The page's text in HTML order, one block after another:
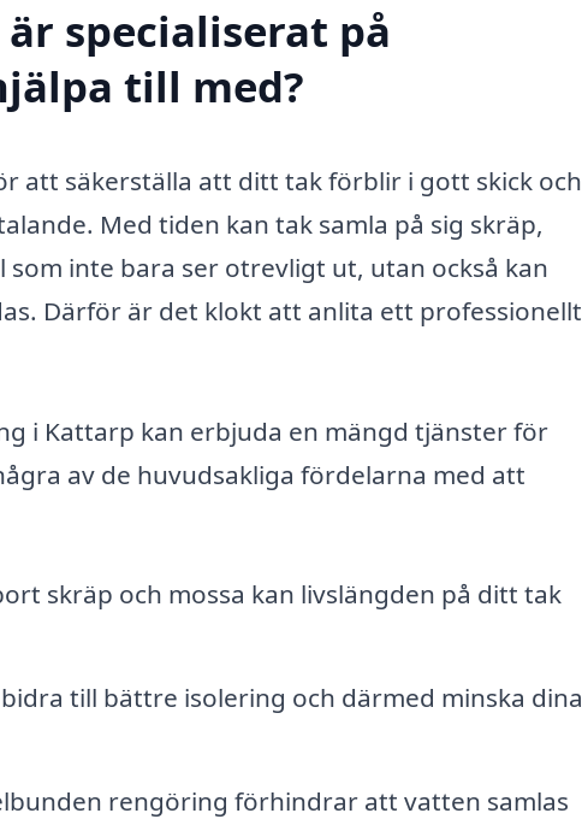
specialiserat på
till med?
att säkerställa att ditt tak förblir i gott skick och
Med tiden kan tak samla på sig skräp,
inte bara ser otrevligt ut, utan också kan
Därför är det klokt att anlita ett professionellt
i Kattarp kan erbjuda en mängd tjänster för
av de huvudsakliga fördelarna med att
skräp och mossa kan livslängden på ditt tak
till bättre isolering och därmed minska dina
rengöring förhindrar att vatten samlas